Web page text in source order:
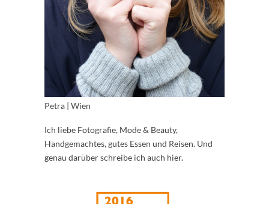
Petra | Wien
Ich liebe Fotografie, Mode & Beauty,
Handgemachtes, gutes Essen und Reisen. Und
genau darüber schreibe ich auch hier.